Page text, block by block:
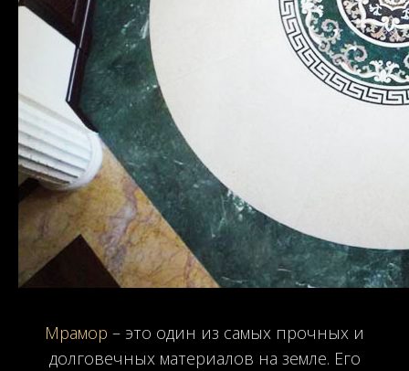
Мрамор – это один из самых прочных и
долговечных материалов на земле. Его